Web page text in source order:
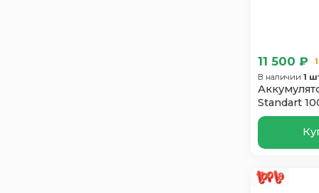
11 500 ₽
В наличии 1
Standart